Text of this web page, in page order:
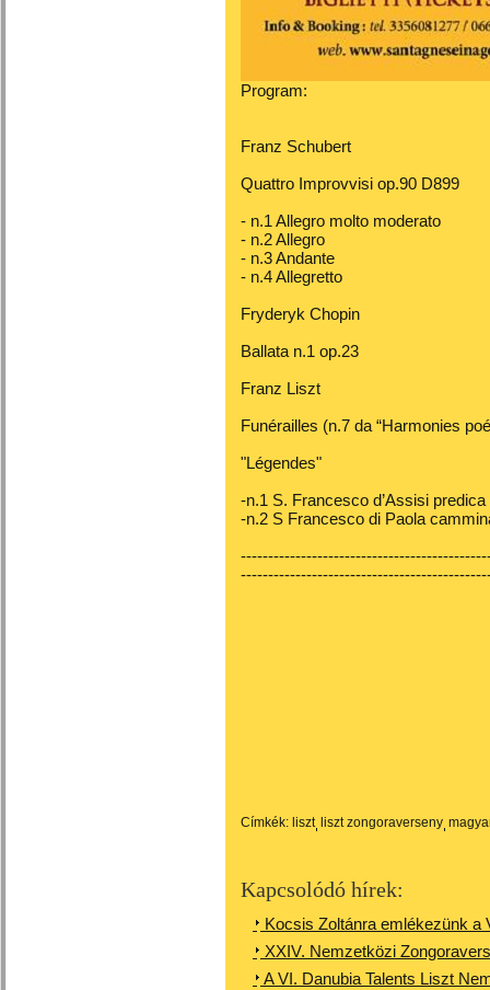
Program:
Franz Schubert
Quattro Improvvisi op.90 D899
- n.1 Allegro molto moderato
- n.2 Allegro
- n.3 Andante
- n.4 Allegretto
Fryderyk Chopin
Ballata n.1 op.23
Franz Liszt
Funérailles (n.7 da “Harmonies
"Légendes"
-n.1 S. Francesco d’Assisi
-n.2 S Francesco di Paola
Címkék: liszt liszt zongoraverseny
Kapcsolódó hírek:
Kocsis Zoltánra emlékezünk a
XXIV. Nemzetközi
A VI. Danubia Talents Liszt